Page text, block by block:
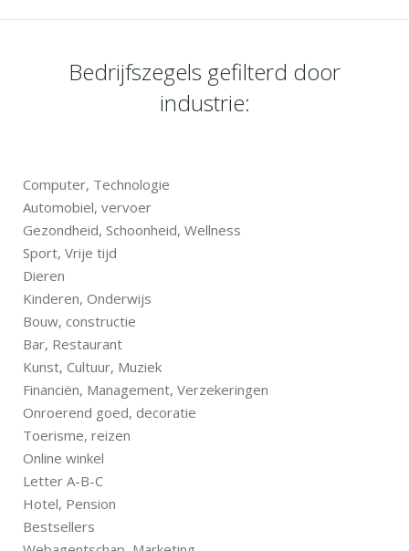
Bedrijfszegels gefilterd door
industrie:
Computer, Technologie
Automobiel, vervoer
Gezondheid, Schoonheid, Wellness
Sport, Vrije tijd
Dieren
Kinderen, Onderwijs
Bouw, constructie
Bar, Restaurant
Kunst, Cultuur, Muziek
Financiën, Management, Verzekeringen
Onroerend goed, decoratie
Toerisme, reizen
Online winkel
Letter A-B-C
Hotel, Pension
Bestsellers